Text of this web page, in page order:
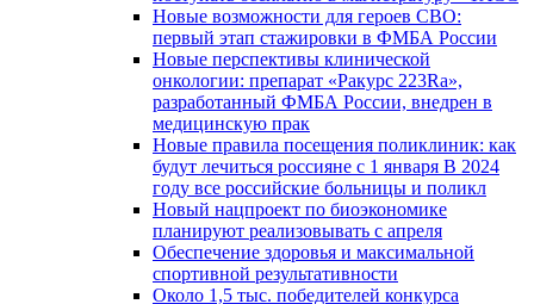
Новые возможности для героев СВО:
первый этап стажировки в ФМБА России
Новые перспективы клинической
онкологии: препарат «Ракурс 223Ra»,
разработанный ФМБА России, внедрен в
медицинскую прак
Новые правила посещения поликлиник: как
будут лечиться россияне с 1 января В 2024
году все российские больницы и поликл
Новый нацпроект по биоэкономике
планируют реализовывать с апреля
Обеспечение здоровья и максимальной
спортивной результативности
Около 1,5 тыс. победителей конкурса